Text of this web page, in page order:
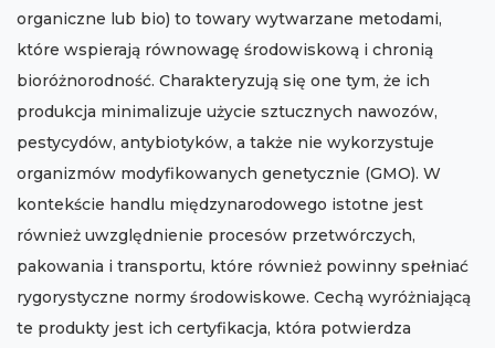
organiczne lub bio) to towary wytwarzane metodami,
które wspierają równowagę środowiskową i chronią
bioróżnorodność. Charakteryzują się one tym, że ich
produkcja minimalizuje użycie sztucznych nawozów,
pestycydów, antybiotyków, a także nie wykorzystuje
organizmów modyfikowanych genetycznie (GMO). W
kontekście handlu międzynarodowego istotne jest
również uwzględnienie procesów przetwórczych,
pakowania i transportu, które również powinny spełniać
rygorystyczne normy środowiskowe. Cechą wyróżniającą
te produkty jest ich certyfikacja, która potwierdza